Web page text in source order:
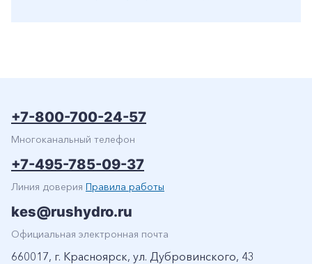
+7-800-700-24-57
Многоканальный телефон
+7-495-785-09-37
Линия доверия Правила работы
kes@rushydro.ru
Официальная электронная почта
660017, г. Красноярск, ул. Дубровинского, 43